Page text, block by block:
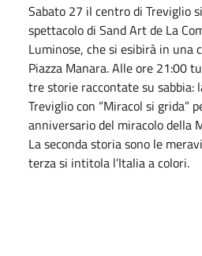
Sabato 27 il centro di Treviglio
spettacolo di Sand Art de La
Luminose, che si esibirà in una
Piazza Manara. Alle ore 21:00
tre storie raccontate su sabbia:
Treviglio con “Miracol si grida”
anniversario del miracolo della
La seconda storia sono le
terza si intitola l’Italia a colori.